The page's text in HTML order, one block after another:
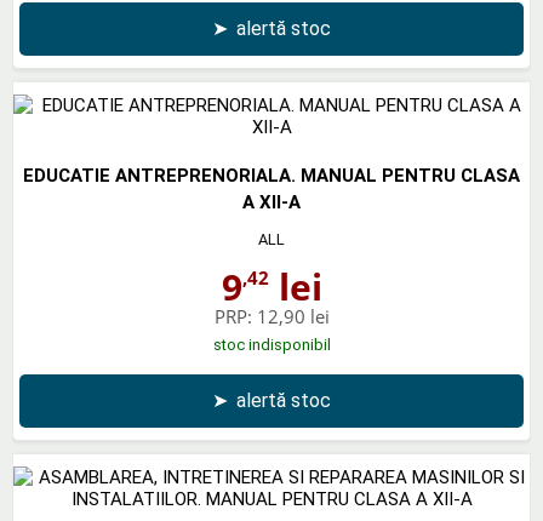
➤ alertă stoc
EDUCATIE ANTREPRENORIALA. MANUAL PENTRU CLASA
A XII-A
ALL
9,42lei
PRP: 12,90 lei
stoc indisponibil
➤ alertă stoc